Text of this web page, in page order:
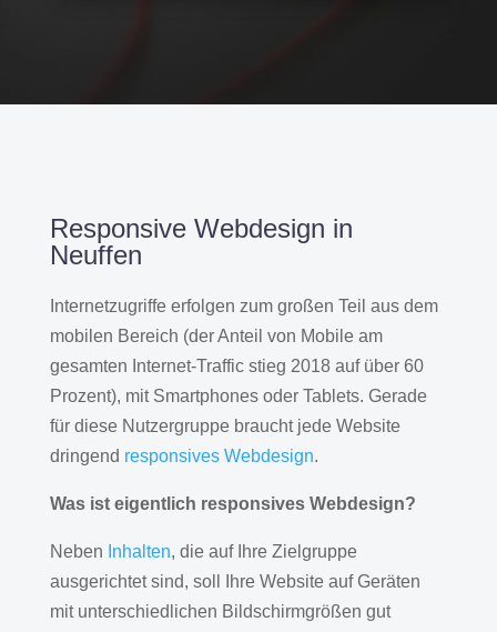
Responsive Webdesign in
Neuffen
Internetzugriffe erfolgen zum großen Teil aus dem
mobilen Bereich (der Anteil von Mobile am
gesamten Internet-Traffic stieg 2018 auf über 60
Prozent), mit Smartphones oder Tablets. Gerade
für diese Nutzergruppe braucht jede Website
dringend responsives Webdesign.
Was ist eigentlich responsives Webdesign?
Neben Inhalten, die auf Ihre Zielgruppe
ausgerichtet sind, soll Ihre Website auf Geräten
mit unterschiedlichen Bildschirmgrößen gut